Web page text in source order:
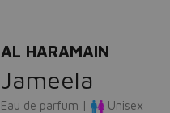
AL HARAMAIN
Jameela
Eau de parfum | Unisex